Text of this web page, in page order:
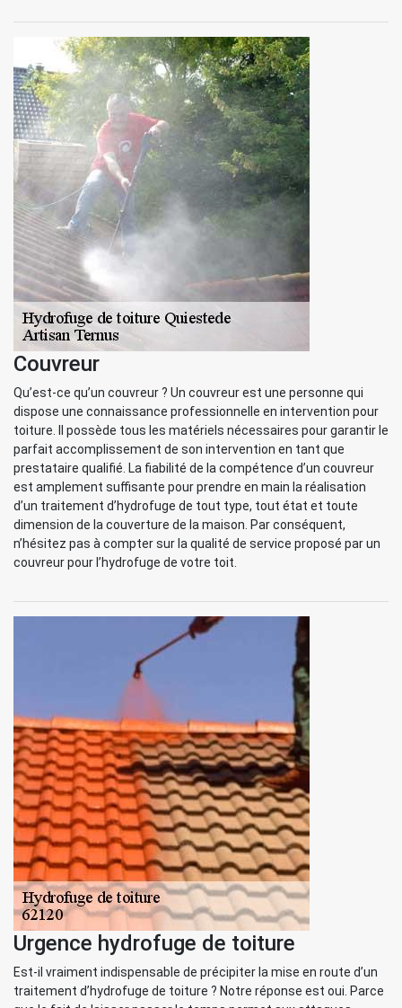
Couvreur
Qu’est-ce qu’un couvreur ? Un couvreur est une personne qui
dispose une connaissance professionnelle en intervention pour
toiture. Il possède tous les matériels nécessaires pour garantir le
parfait accomplissement de son intervention en tant que
prestataire qualifié. La fiabilité de la compétence d’un couvreur
est amplement suffisante pour prendre en main la réalisation
d’un traitement d’hydrofuge de tout type, tout état et toute
dimension de la couverture de la maison. Par conséquent,
n’hésitez pas à compter sur la qualité de service proposé par un
couvreur pour l’hydrofuge de votre toit.
Urgence hydrofuge de toiture
Est-il vraiment indispensable de précipiter la mise en route d’un
traitement d’hydrofuge de toiture ? Notre réponse est oui. Parce